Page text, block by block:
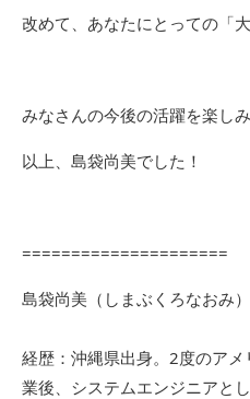
改めて、あなたにとっての「
みなさんの今後の活躍を楽し
以上、島袋尚美でした！
=====================
島袋尚美（しまぶくろなおみ）
経歴：沖縄県出身。2度のア
業後、システムエンジニアと